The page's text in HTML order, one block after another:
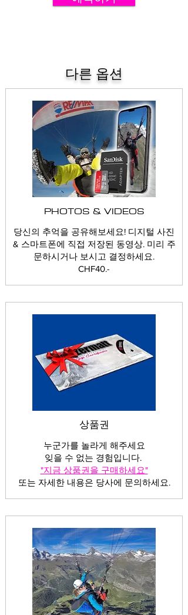
다른 옵션
PHOTOS & VIDEOS
당신의 추억을 공유해보세요! 디지털 사진
& 스마트폰에 직접 저장된 동영상. 미리 주
문하시거나 보시고 결정하세요.
CHF40.-
상품권
누군가를 놀라게 해주세요
잊을 수 없는 경험입니다.
"지금 상품권을 구매하세요"
또는 자세한 내용은 당사에 문의하세요.